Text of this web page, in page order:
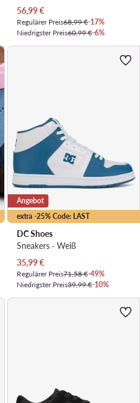
Aktueller Preis
56,99€
Regulärer Preis68,99 €-17%
Niedrigster Preis60,99 €-6%
extra -25% Code: LAST
Angebot
DC Shoes
Sneakers · Weiß
Aktueller Preis
35,99€
Regulärer Preis71,58 €-49%
Niedrigster Preis39,99 €-10%